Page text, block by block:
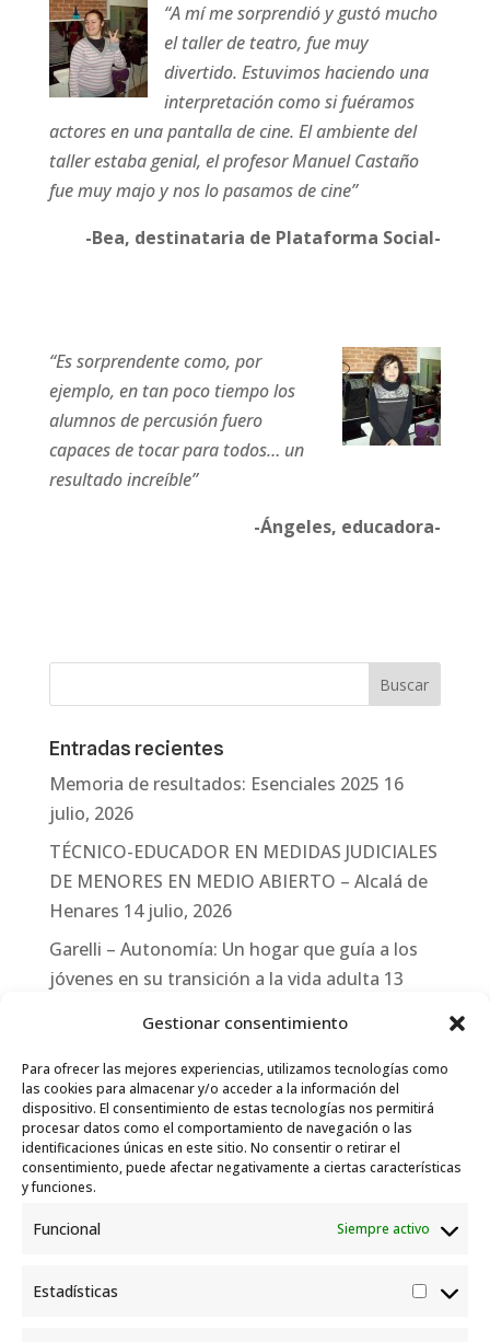
Gestionar consentimiento
Para ofrecer las mejores experiencias, utilizamos tecnologías como
las cookies para almacenar y/o acceder a la información del
dispositivo. El consentimiento de estas tecnologías nos permitirá
procesar datos como el comportamiento de navegación o las
identificaciones únicas en este sitio. No consentir o retirar el
consentimiento, puede afectar negativamente a ciertas características
y funciones.
Funcional Siempre activo
Estadísticas
“A mí me sorprendió y gustó mucho
el taller de teatro, fue muy
divertido. Estuvimos haciendo una
interpretación como si fuéramos
actores en una pantalla de cine. El ambiente del
taller estaba genial, el profesor Manuel Castaño
fue muy majo y nos lo pasamos de cine”
-Bea, destinataria de Plataforma Social-
“Es sorprendente como, por
ejemplo, en tan poco tiempo los
alumnos de percusión fuero
capaces de tocar para todos… un
resultado increíble”
-Ángeles, educadora-
Entradas recientes
Memoria de resultados: Esenciales 2025 16
julio, 2026
TÉCNICO-EDUCADOR EN MEDIDAS JUDICIALES
DE MENORES EN MEDIO ABIERTO – Alcalá de
Henares 14 julio, 2026
Garelli – Autonomía: Un hogar que guía a los
jóvenes en su transición a la vida adulta 13
Garelli-Refugio: Acciones de empleo en el
marco del Sistema de Acogida de Protección
Internacional 10 julio, 2026